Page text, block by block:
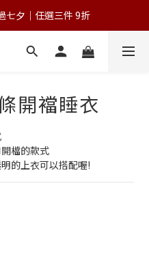
三件 9折 五件 88折
七夕｜任選三件 9折
下單前詳閱購物須知
開襠睡衣
檔的款式
的上衣可以搭配喔!